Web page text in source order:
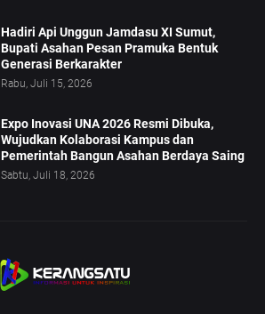
Hadiri Api Unggun Jamdasu XI Sumut,
Bupati Asahan Pesan Pramuka Bentuk
Generasi Berkarakter
Rabu, Juli 15, 2026
Expo Inovasi UNA 2026 Resmi Dibuka,
Wujudkan Kolaborasi Kampus dan
Pemerintah Bangun Asahan Berdaya Saing
Sabtu, Juli 18, 2026